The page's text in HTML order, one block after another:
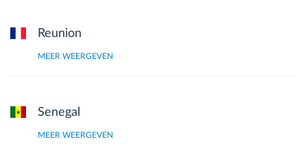
Reunion
MEER WEERGEVEN
Senegal
MEER WEERGEVEN